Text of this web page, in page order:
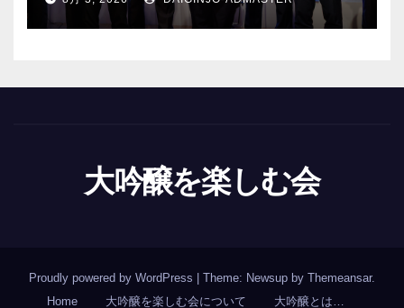
大吟醸を楽しむ会
Proudly powered by WordPress Theme: Newsup by Themeansar.
Home
大吟醸を楽しむ会について 大吟醸とは…